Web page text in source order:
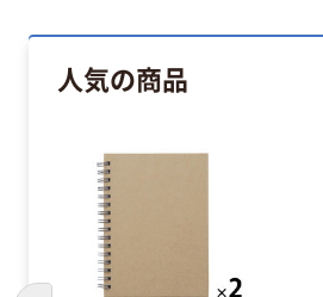
人気の商品